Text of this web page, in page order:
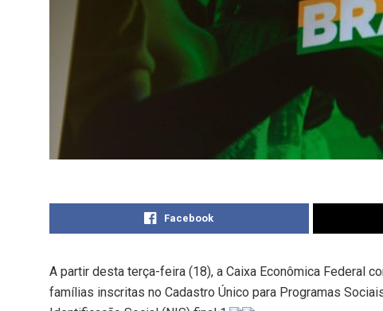
Facebook
A partir desta terça-feira (18), a Caixa Econômica Federal
famílias inscritas no Cadastro Único para Programas